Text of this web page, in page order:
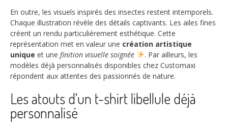
En outre, les visuels inspirés des insectes restent intemporels.
Chaque illustration révèle des détails captivants. Les ailes fines
créent un rendu particulièrement esthétique. Cette
représentation met en valeur une création artistique
unique et une finition visuelle soignée
. Par ailleurs, les
modèles déjà personnalisés disponibles chez Customaxi
répondent aux attentes des passionnés de nature.
Les atouts d’un t-shirt libellule déjà
personnalisé